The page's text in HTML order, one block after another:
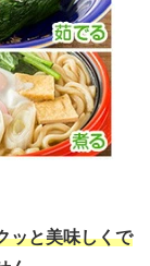
ッと美味しくで